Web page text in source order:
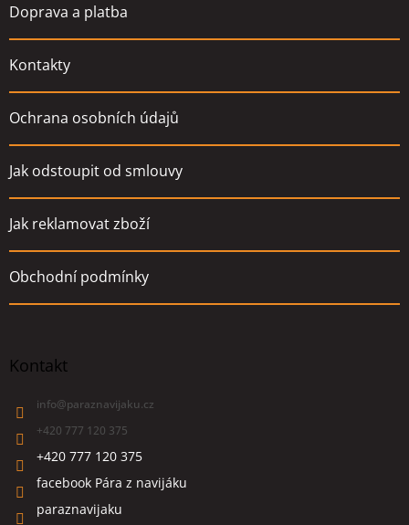
Doprava a platba
Kontakty
Ochrana osobních údajů
Jak odstoupit od smlouvy
Jak reklamovat zboží
Obchodní podmínky
Kontakt
info@paraznavijaku.cz
+420 777 120 375
+420 777 120 375
facebook Pára z navijáku
paraznavijaku